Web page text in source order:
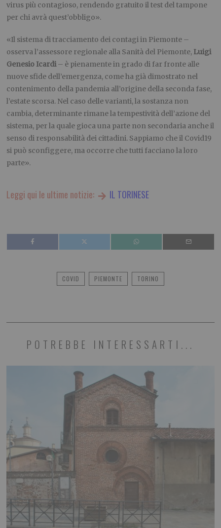
virus più contagioso, rendendo gratuito il test del tampone
per chi avrà quest’obbligo».
«Il sistema di tracciamento dei contagi in Piemonte –
osserva l’assessore regionale alla Sanità del Piemonte, Luigi
Genesio Icardi– è pienamente in grado di far fronte alle
nuove sfide dell’emergenza, come ha già dimostrato nel
contenimento della pandemia all’origine della seconda fase,
l’estate scorsa. Nel caso delle varianti, la sostanza non
cambia, determinante rimane la tempestività dell’azione del
sistema, per la quale gioca una parte non secondaria anche il
senso di responsabilità dei cittadini. Sappiamo che il Covid19
si può sconfiggere, ma occorre che tutti facciano la loro
parte».
Leggi qui le ultime notizie: IL TORINESE
COVID PIEMONTE TORINO
POTREBBE INTERESSARTI...